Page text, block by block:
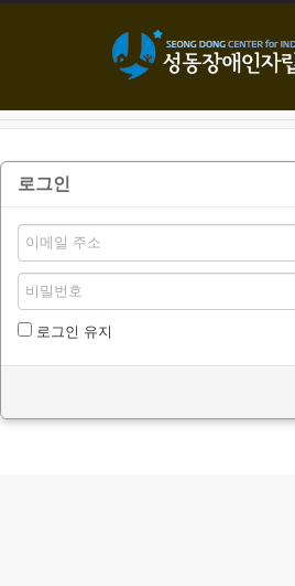
로그인
로그인 유지